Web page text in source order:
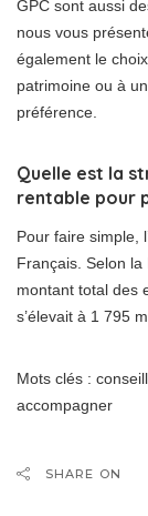
GPC sont aussi
nous vous
également le
patrimoine ou à
préférence.
Quelle est la
rentable pour
Pour faire simple,
Français. Selon la
montant total des
s’élevait à 1 795
Mots clés :
accompagner
SHARE ON